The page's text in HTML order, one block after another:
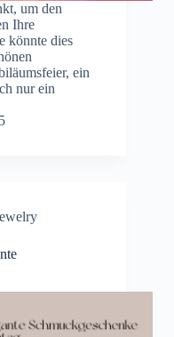
um den
Ihre
könnte dies
ein
nur ein